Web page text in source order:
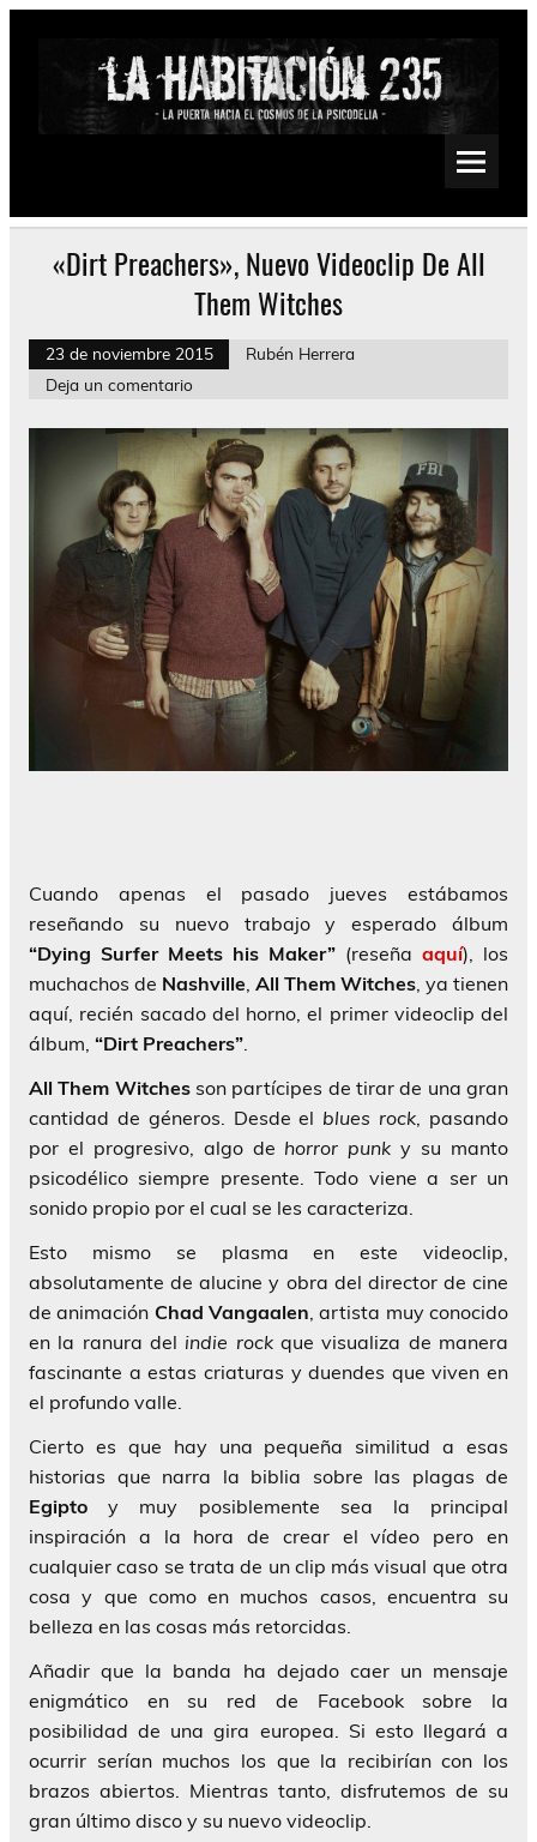
Saltar
Psychedelic, Stoner, Doom, Sludge, Fuzz, Space, Drone
«Dirt Preachers», Nuevo Videoclip De All
Them Witches
23 de noviembre 2015
Rubén Herrera
Deja un comentario
Cuando apenas el pasado jueves estábamos
reseñando su nuevo trabajo y esperado álbum
“Dying Surfer Meets his Maker” (reseña aquí), los
muchachos de Nashville All Them Witches , ya tienen
aquí, recién sacado del horno, el primer videoclip del
álbum, “Dirt Preachers”
All Them Witchesson partícipes de tirar de una gran
cantidad de géneros. Desde el blues rock , pasando
por el progresivo, algo de horror punk y su manto
psicodélico siempre presente. Todo viene a ser un
sonido propio por el cual se les caracteriza.
Esto mismo se plasma en este videoclip,
absolutamente de alucine y obra del director de cine
de animación Chad Vangaalen , artista muy conocido
en la ranura del indie rockque visualiza de manera
fascinante a estas criaturas y duendes que viven en
el profundo valle.
Cierto es que hay una pequeña similitud a esas
historias que narra la biblia sobre las plagas de
Egipto y muy posiblemente sea la principal
inspiración a la hora de crear el vídeo pero en
cualquier caso se trata de un clip más visual que otra
cosa y que como en muchos casos, encuentra su
belleza en las cosas más retorcidas.
Añadir que la banda ha dejado caer un mensaje
enigmático en su red de Facebook sobre la
posibilidad de una gira europea. Si esto llegará a
ocurrir serían muchos los que la recibirían con los
brazos abiertos. Mientras tanto, disfrutemos de su
gran último disco y su nuevo videoclip.